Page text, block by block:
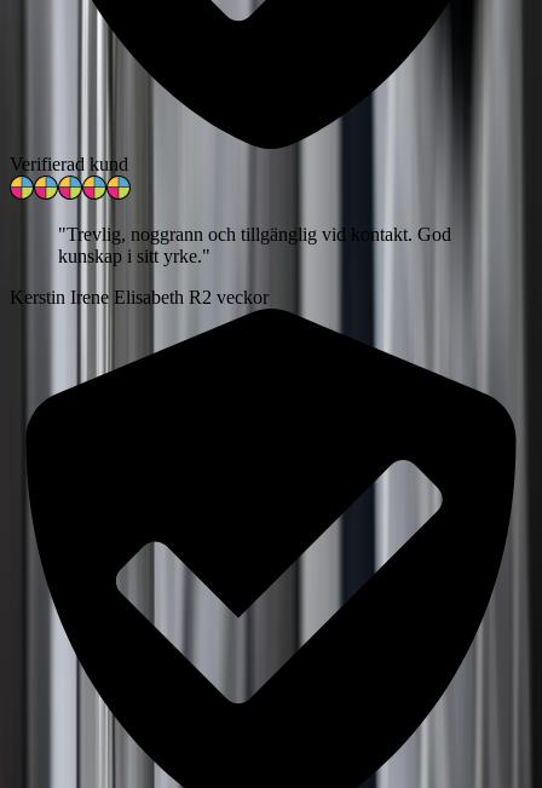
Verifierad kund
"Trevlig, noggrann och tillgänglig vid kontakt. God
kunskap i sitt yrke."
Kerstin Irene Elisabeth R2 veckor